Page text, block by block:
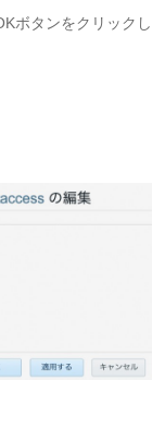
ボタンをクリックし